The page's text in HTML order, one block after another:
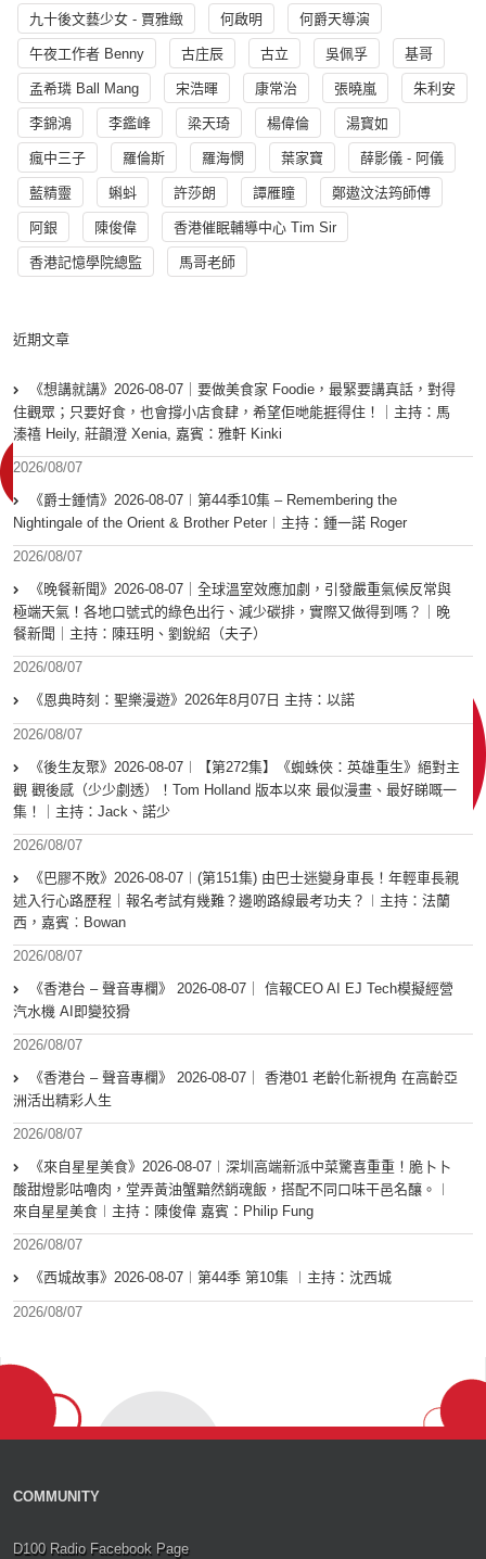
九十後文藝少女 - 賈雅緻 何啟明 何爵天導演
午夜工作者 Benny 古庄辰 古立 吳佩孚 基哥
孟希璘 Ball Mang 宋浩暉 康常治 張曉嵐 朱利安
李錦鴻 李鑑峰 梁天琦 楊偉倫 湯寳如
瘋中三子 羅倫斯 羅海憫 葉家寶 薛影儀 - 阿儀
藍精靈 蝌蚪 許莎朗 譚雁瞳 鄭遨汶法筠師傅
阿銀 陳俊偉 香港催眠輔導中心 Tim Sir
香港記憶學院總監 馬哥老師
近期文章
《想講就講》2026-08-07｜要做美食家 Foodie，最緊要講真話，對得
住觀眾；只要好食，也會撐小店食肆，希望佢哋能捱得住！｜主持：馬
溱禧 Heily, 莊韻澄 Xenia, 嘉賓：雅軒 Kinki
2026/08/07
《爵士鍾情》2026-08-07︱第44季10集 – Remembering the
Nightingale of the Orient & Brother Peter︱主持：鍾一諾 Roger
2026/08/07
《晚餐新聞》2026-08-07｜全球溫室效應加劇，引發嚴重氣候反常與
極端天氣！各地口號式的綠色出行、減少碳排，實際又做得到嗎？｜晚
餐新聞｜主持：陳珏明、劉銳紹（夫子）
2026/08/07
《恩典時刻：聖樂漫遊》2026年8月07日 主持：以諾
2026/08/07
《後生友聚》2026-08-07︱【第272集】《蜘蛛俠：英雄重生》絕對主
觀 觀後感（少少劇透）！Tom Holland 版本以來 最似漫畫、最好睇嘅一
集！｜主持：Jack、諾少
2026/08/07
《巴膠不敗》2026-08-07︱(第151集) 由巴士迷變身車長！年輕車長親
述入行心路歷程｜報名考試有幾難？邊啲路線最考功夫？︱主持：法蘭
西，嘉賓︰Bowan
2026/08/07
《香港台 – 聲音專欄》 2026-08-07｜ 信報CEO AI EJ Tech模擬經營
汽水機 AI即變狡猾
2026/08/07
《香港台 – 聲音專欄》 2026-08-07｜ 香港01 老齡化新視角 在高齡亞
洲活出精彩人生
2026/08/07
《來自星星美食》2026-08-07︱深圳高端新派中菜驚喜重重！脆卜卜
酸甜燈影咕嚕肉，堂弄黃油蟹黯然銷魂飯，搭配不同口味干邑名釀。︱
來自星星美食︱主持：陳俊偉 嘉賓：Philip Fung
2026/08/07
《西城故事》2026-08-07︱第44季 第10集 ︱主持：沈西城
2026/08/07
COMMUNITY
D100 Radio Facebook Page